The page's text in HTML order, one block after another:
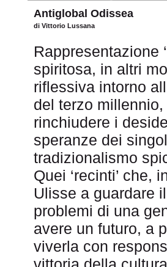
Antiglobal Odissea
di Vittorio Lussana
Rappresentazione
spiritosa, in altri
riflessiva intorno
del terzo
rinchiudere i
speranze dei
tradizionalismo
Quei ‘recinti’ che,
Ulisse a guardare
problemi di una
avere un futuro, a
viverla con